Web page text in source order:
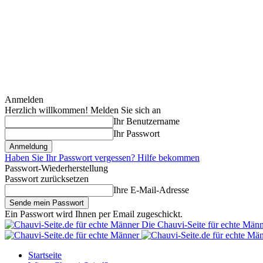
Anmelden
Herzlich willkommen! Melden Sie sich an
Ihr Benutzername
Ihr Passwort
Haben Sie Ihr Passwort vergessen? Hilfe bekommen
Passwort-Wiederherstellung
Passwort zurücksetzen
Ihre E-Mail-Adresse
Ein Passwort wird Ihnen per Email zugeschickt.
Die Chauvi-Seite für echte
Startseite